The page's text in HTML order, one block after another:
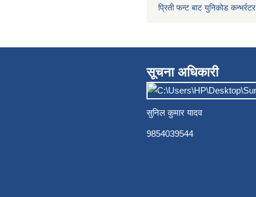
प्रिती फन्ट बाट युनिकोड कन्भर्रटर
सूचना अधिकारी
सुनिल कुमार यादव
9854039544